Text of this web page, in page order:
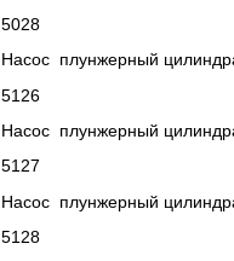
5028
Насос плунжерный
5126
Насос плунжерный
5127
Насос плунжерный
5128